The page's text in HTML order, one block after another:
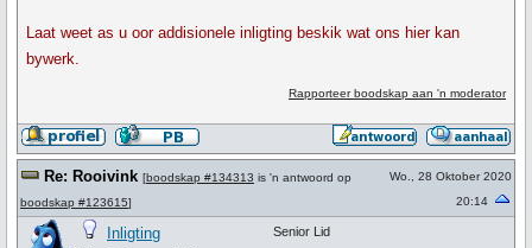
Laat weet as u oor addisionele inligting beskik wat ons hier kan
bywerk.
Rapporteer boodskap aan 'n moderator
Re: Rooivink [boodskap #134313 is 'n antwoord op
boodskap #123615]
Wo., 28 Oktober 2020
20:14
Inligting Senior Lid